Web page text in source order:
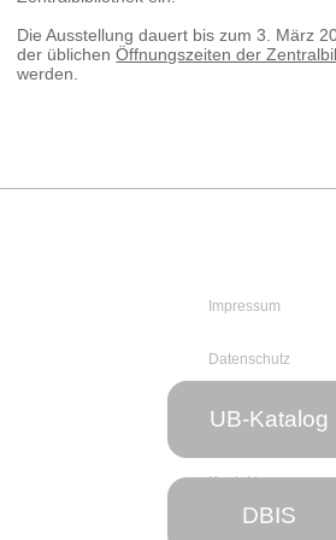
Die Ausstellung dauert bis zum 3. März
der üblichenÖffnungszeiten der
werden.
Impressum
Datenschutz
Web-Team
der UB
Kontakt
UB-Katalog
DBIS